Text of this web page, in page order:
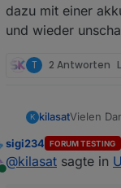
dazu mit einer
und wieder
T 2 Antworten
K kilasatVielen
Hat
Online
sigi234 FORUM TESTING
@kilasat sagte in